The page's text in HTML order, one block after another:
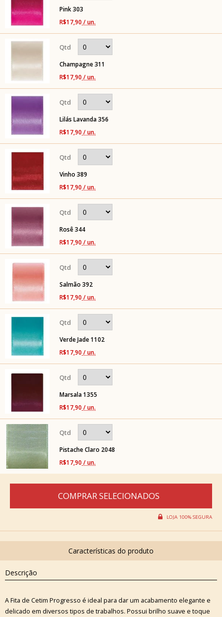
Pink 303
R$17,90 / un.
Champagne 311
R$17,90 / un.
Lilás Lavanda 356
R$17,90 / un.
Vinho 389
R$17,90 / un.
Rosê 344
R$17,90 / un.
Salmão 392
R$17,90 / un.
Verde Jade 1102
R$17,90 / un.
Marsala 1355
R$17,90 / un.
Pistache Claro 2048
R$17,90 / un.
Descrição
A Fita de Cetim Progresso é ideal para dar um acabamento elegante e
delicado em diversos tipos de trabalhos. Possui brilho suave e toque